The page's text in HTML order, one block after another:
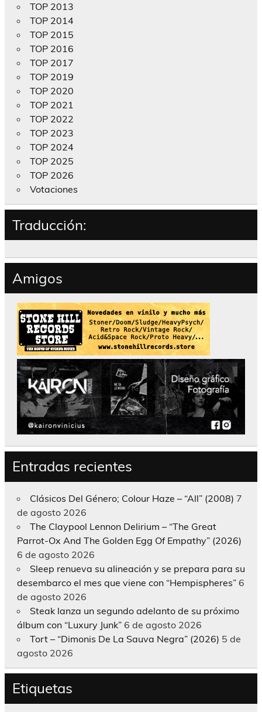
TOP 2013
TOP 2014
TOP 2015
TOP 2016
TOP 2017
TOP 2019
TOP 2020
TOP 2021
TOP 2022
TOP 2023
TOP 2024
TOP 2025
TOP 2026
Votaciones
Traducción:
Amigos
Entradas recientes
Clásicos Del Género; Colour Haze – “All” (2008) 7
de agosto 2026
The Claypool Lennon Delirium – “The Great
Parrot-Ox And The Golden Egg Of Empathy” (2026)
6 de agosto 2026
Sleep renueva su alineación y se prepara para su
desembarco el mes que viene con “Hempispheres” 6
de agosto 2026
Steak lanza un segundo adelanto de su próximo
álbum con “Luxury Junk” 6 de agosto 2026
Tort – “Dimonis De La Sauva Negra” (2026) 5 de
agosto 2026
Etiquetas